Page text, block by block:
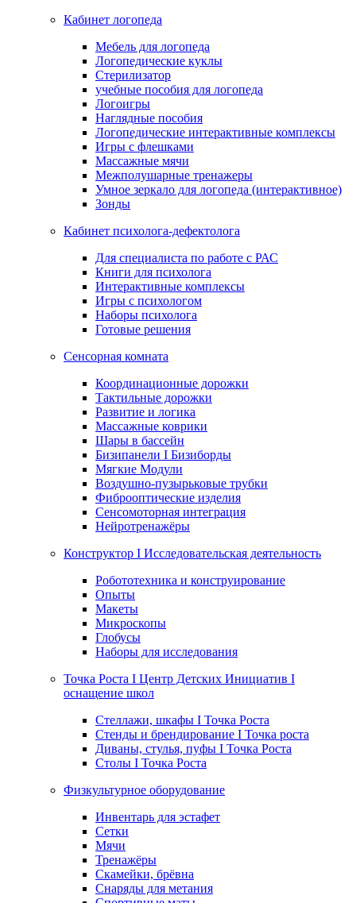
Кабинет логопеда
Мебель для логопеда
Логопедические куклы
Стерилизатор
учебные пособия для логопеда
Логоигры
Наглядные пособия
Логопедические интерактивные комплексы
Игры с флешками
Массажные мячи
Межполушарные тренажеры
Умное зеркало для логопеда (интерактивное)
Зонды
Кабинет психолога-дефектолога
Для специалиста по работе с РАС
Книги для психолога
Интерактивные комплексы
Игры с психологом
Наборы психолога
Готовые решения
Сенсорная комната
Координационные дорожки
Тактильные дорожки
Развитие и логика
Массажные коврики
Шары в бассейн
Бизипанели I Бизиборды
Мягкие Модули
Воздушно-пузырьковые трубки
Фиброоптические изделия
Сенсомоторная интеграция
Нейротренажёры
Конструктор I Исследовательская деятельность
Робототехника и конструирование
Опыты
Макеты
Микроскопы
Глобусы
Наборы для исследования
Точка Роста I Центр Детских Инициатив I
оснащение школ
Стеллажи, шкафы I Точка Роста
Стенды и брендирование I Точка роста
Диваны, стулья, пуфы I Точка Роста
Столы I Точка Роста
Физкультурное оборудование
Инвентарь для эстафет
Сетки
Мячи
Тренажёры
Скамейки, брёвна
Снаряды для метания